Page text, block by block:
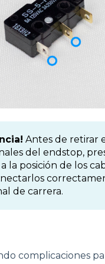
! Antes de retirar
del endstop,
la posición de los
de carrera.
complicaciones